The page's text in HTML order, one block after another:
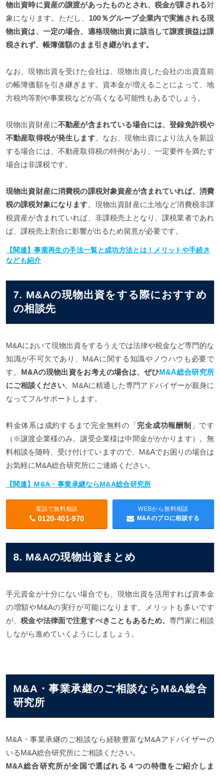
物出資時に資産の譲渡があったものとされ、税金が課される対
象になります。ただし、 100％グループ企業内で実施される現
物出資は、一定の場合、適格現物出資に該当して譲渡損益は課
税されず、帳簿価額のまま引き継がれます。
なお、現物出資を受けた会社は、現物出資した会社の出資直前
の帳簿価額を引き継ぎます。資本金が増えることによって、地
方税均等割や事業税などが高くなる可能性もあるでしょう。
現物出資財産に不動産が含まれている場合には、登録免許税や
不動産取得税が発生します。なお、現物出資により法人を新設
する場合には、不動産取得税の特例があり、一定要件を満たす
場合は非課税です。
現物出資財産に消費税の課税対象資産が含まれていれば、消費
税の課税対象になります。現物出資財産に土地など消費税非課
税資産が含まれていれば、非課税売上となり、課税業者であれ
ば、課税売上割合に影響が出るため留意が必要です。
【関連】事業再生の手法一覧と成功方法とは！メリットや手続き
なども紹介
7. M&Aの現物出資をする際におすすめ
の相談先
M&Aにおいて現物出資をするうえでは法律や税金など専門的な
知識が不可欠であり、M&Aに関する知識やノウハウも必要で
す。 M&Aの現物出資をお考えの場合は、ぜひM&A総合研究所
にご相談ください。M&Aに精通した専門アドバイザーが親身に
なってフルサポートします。
料金体系は成約するまで完全無料の「完全成功報酬制 」です
（※譲渡企業様のみ。譲受企業様は中間金がかかります）。無
料相談を随時、受け付けていますので、M&Aでお困りの場合は
お気軽にM&A総合研究所にご連絡ください。
【関連】M&A・事業承継ならM&A総合研究所
電話で無料相談
0120-401-970
WEBから無料相談
M&Aのプロに相談する
8. M&Aの現物出資まとめ
手元資金が十分にない場合でも、現物出資を活用すれば資本金
の増額やM&Aの実行が可能になります。メリットも多いです
が、税金や法律面で注意すべきこともあるため、専門家に相談
しながら進めていくようにしましょう。
M&A・事業承継のご相談ならM&A総合
研究所
M&A・事業承継のご相談なら経験豊富なM&Aアドバイザーの
いるM&A総合研究所にご相談ください。
M&A総合研究所が全国で選ばれる４つの特徴をご紹介しま